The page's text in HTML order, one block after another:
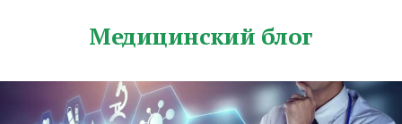
Медицинский блог